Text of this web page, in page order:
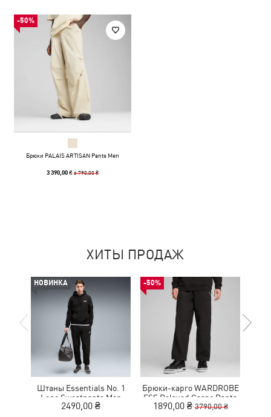
-50%
Брюки PALAIS ARTISAN Pants Men
3 390,00 ₴6 790,00 ₴
ХИТЫ ПРОДАЖ
НОВИНКА
Штаны Essentials No. 1
Logo Sweatpants Men
2490,00 ₴
-50%
Брюки-карго WARDROBE
ESS Relaxed Cargo Pants
Men
1890,00 ₴ 3790,00 ₴